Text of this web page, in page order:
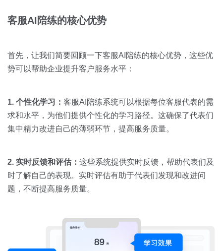
销售管理
交易跟进
客服AI陪练的核心优势
首先，让我们简要回顾一下客服AI陪练的核心优势，这些优
势可以帮助企业提升客户服务水平：
1. 个性化学习： 客服AI陪练系统可以根据每位客服代表的需
求和水平，为他们提供个性化的学习路径。这确保了代表们
集中精力改进自己的薄弱环节，提高服务质量。
2. 实时反馈和评估： 这些系统提供实时反馈，帮助代表们及
时了解自己的表现。实时评估有助于代表们发现和改进问
题，不断提高服务质量。